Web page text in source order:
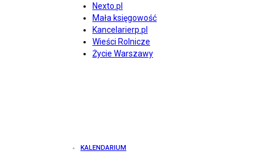
Nexto.pl
Mała księgowość
Kancelarierp.pl
Wieści Rolnicze
Życie Warszawy
KALENDARIUM